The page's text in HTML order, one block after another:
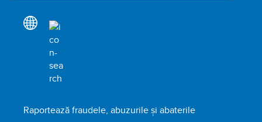
Raportează fraudele, abuzurile și abaterile